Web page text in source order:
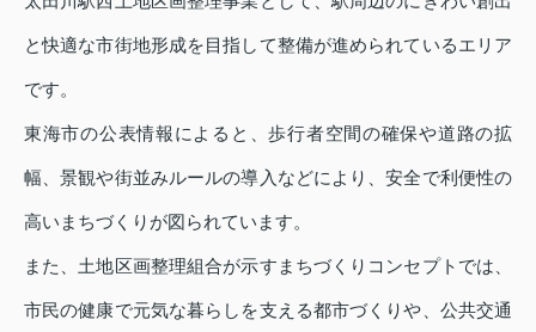
と快適な市街地形成を目指して整備が進められているエリア
です。
東海市の公表情報によると、歩行者空間の確保や道路の拡
幅、景観や街並みルールの導入などにより、安全で利便性の
高いまちづくりが図られています。
また、土地区画整理組合が示すまちづくりコンセプトでは、
市民の健康で元気な暮らしを支える都市づくりや、公共交通